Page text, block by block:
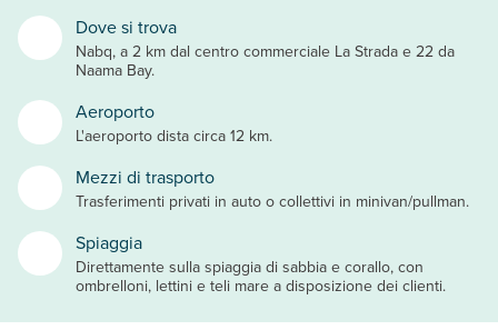
Dove si trova
Nabq, a 2 km dal centro commerciale La Strada e 22 da
Naama Bay.
Aeroporto
L'aeroporto dista circa 12 km.
Mezzi di trasporto
Trasferimenti privati in auto o collettivi in minivan/pullman.
Spiaggia
Direttamente sulla spiaggia di sabbia e corallo, con
ombrelloni, lettini e teli mare a disposizione dei clienti.